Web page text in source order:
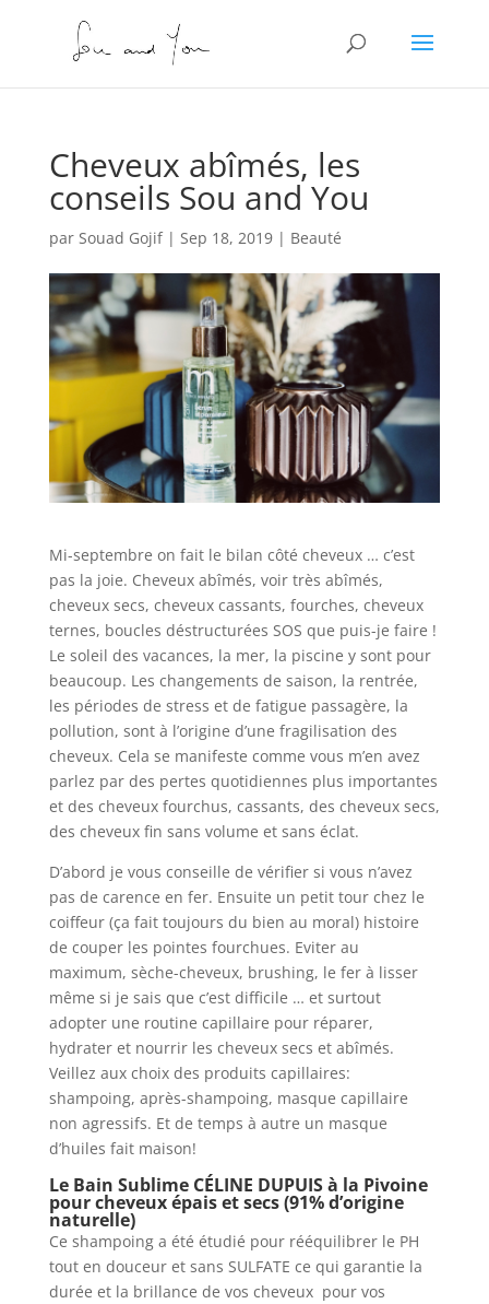
Cheveux abîmés, les
conseils Sou and You
par Souad Gojif| Sep 18, 2019| Beauté
Mi-septembre on fait le bilan côté cheveux … c’est
pas la joie. Cheveux abîmés, voir très abîmés,
cheveux secs, cheveux cassants, fourches, cheveux
ternes, boucles déstructurées SOS que puis-je faire !
Le soleil des vacances, la mer, la piscine y sont pour
beaucoup. Les changements de saison, la rentrée,
les périodes de stress et de fatigue passagère, la
pollution, sont à l’origine d’une fragilisation des
cheveux. Cela se manifeste comme vous m’en avez
parlez par des pertes quotidiennes plus importantes
et des cheveux fourchus, cassants, des cheveux secs,
des cheveux fin sans volume et sans éclat.
D’abord je vous conseille de vérifier si vous n’avez
pas de carence en fer. Ensuite un petit tour chez le
coiffeur (ça fait toujours du bien au moral) histoire
de couper les pointes fourchues. Eviter au
maximum, sèche-cheveux, brushing, le fer à lisser
même si je sais que c’est difficile … et surtout
adopter une routine capillaire pour réparer,
hydrater et nourrir les cheveux secs et abîmés.
Veillez aux choix des produits capillaires:
shampoing, après-shampoing, masque capillaire
non agressifs. Et de temps à autre un masque
d’huiles fait maison!
Le Bain Sublime CÉLINE DUPUIS à la Pivoine
pour cheveux épais et secs (91% d’origine
naturelle)
Ce shampoing a été étudié pour rééquilibrer le PH
tout en douceur et sans SULFATE ce qui garantie la
durée et la brillance de vos cheveux pour vos